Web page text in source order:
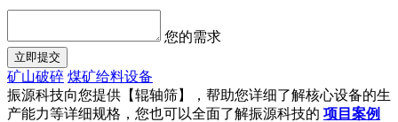
您的需求
立即提交
矿山破碎 煤矿给料设备
振源科技向您提供【辊轴筛】，帮助您详细了解核心设备的生
产能力等详细规格，您也可以全面了解振源科技的 项目案例